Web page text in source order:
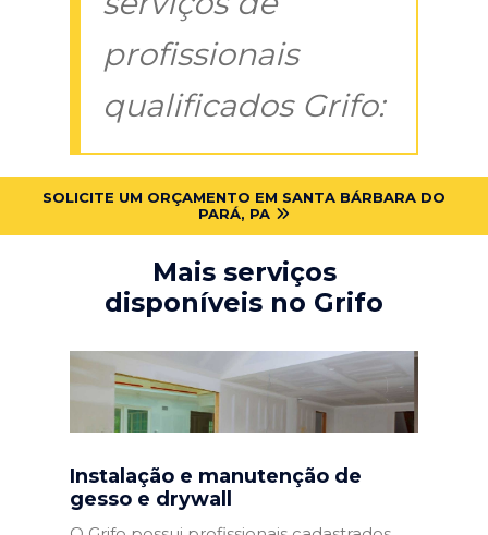
profissionais
qualificados Grifo:
SOLICITE UM ORÇAMENTO EM SANTA BÁRBARA DO
PARÁ, PA
Mais serviços
disponíveis no Grifo
Instalação e manutenção de
gesso e drywall